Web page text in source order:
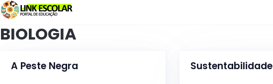
Link
BIOLOGIA
A Peste Negra Sustentabilidade